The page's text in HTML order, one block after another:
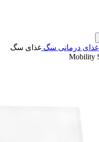
غذای درمانی سگ غذای سگ